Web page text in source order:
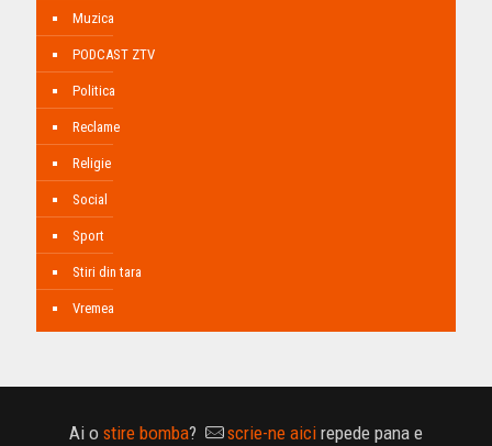
Muzica
PODCAST ZTV
Politica
Reclame
Religie
Social
Sport
Stiri din tara
Vremea
Ai o stire bomba? scrie-ne aici repede pana e